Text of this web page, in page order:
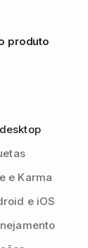
produto
e Karma
e iOS